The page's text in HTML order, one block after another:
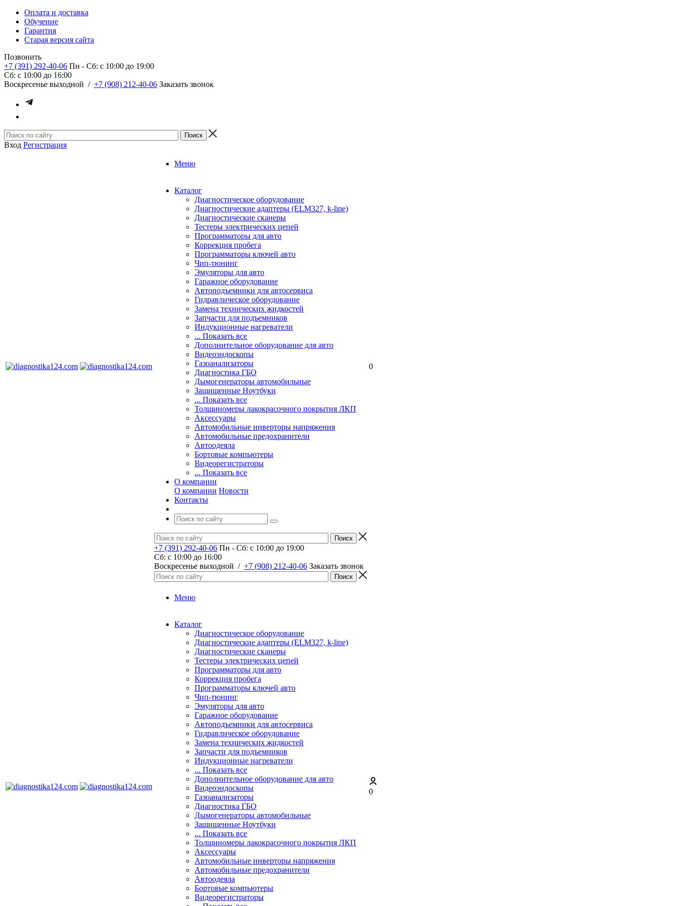
Оплата и доставка
Обучение
Гарантия
Старая версия сайта
Позвонить
+7 (391) 292-40-06 Пн - Сб: c 10:00 до 19:00
Сб: c 10:00 до 16:00
​Воскресенье выходной / +7 (908) 212-40-06 Заказать звонок
Вход Регистрация
Меню
Каталог
Диагностическое оборудование
Диагностические адаптеры (ELM327, k-line)
Диагностические сканеры
Тестеры электрических цепей
Программаторы для авто
Коррекция пробега
Программаторы ключей авто
Чип-тюнинг
Эмуляторы для авто
Гаражное оборудование
Автоподъемники для автосервиса
Гидравлическое оборудование
Замена технических жидкостей
Запчасти для подъемников
Индукционные нагреватели
... Показать все
Дополнительное оборудование для авто
Видеоэндоскопы
Газоанализаторы
Диагностика ГБО
Дымогенераторы автомобильные
Защищенные Ноутбуки
... Показать все
Толщиномеры лакокрасочного покрытия ЛКП
Аксессуары
Автомобильные инверторы напряжения
Автомобильные предохранители
Автоодеяла
Бортовые компьютеры
Видеорегистраторы
... Показать все
О компании
О компании Новости
Контакты
+7 (391) 292-40-06 Пн - Сб: c 10:00 до 19:00
Сб: c 10:00 до 16:00
​Воскресенье выходной / +7 (908) 212-40-06 Заказать звонок
0
Меню
Каталог
Диагностическое оборудование
Диагностические адаптеры (ELM327, k-line)
Диагностические сканеры
Тестеры электрических цепей
Программаторы для авто
Коррекция пробега
Программаторы ключей авто
Чип-тюнинг
Эмуляторы для авто
Гаражное оборудование
Автоподъемники для автосервиса
Гидравлическое оборудование
Замена технических жидкостей
Запчасти для подъемников
Индукционные нагреватели
... Показать все
Дополнительное оборудование для авто
Видеоэндоскопы
Газоанализаторы
Диагностика ГБО
Дымогенераторы автомобильные
Защищенные Ноутбуки
... Показать все
Толщиномеры лакокрасочного покрытия ЛКП
Аксессуары
Автомобильные инверторы напряжения
Автомобильные предохранители
Автоодеяла
Бортовые компьютеры
Видеорегистраторы
0